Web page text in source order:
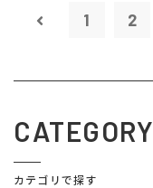
1 2
CATEGORY
カテゴリで探す